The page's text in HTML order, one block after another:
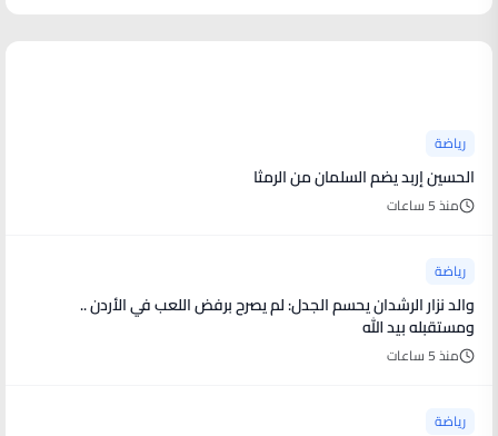
رياضة
الحسين إربد يضم السلمان من الرمثا
منذ 5 ساعات
رياضة
والد نزار الرشدان يحسم الجدل: لم يصرح برفض اللعب في الأردن ..
ومستقبله بيد الله
منذ 5 ساعات
رياضة